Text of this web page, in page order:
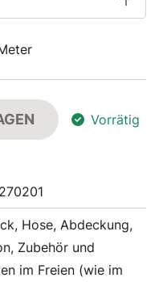
Vorrätig
Hose, Abdeckung,
Zubehör und
im Freien (wie im